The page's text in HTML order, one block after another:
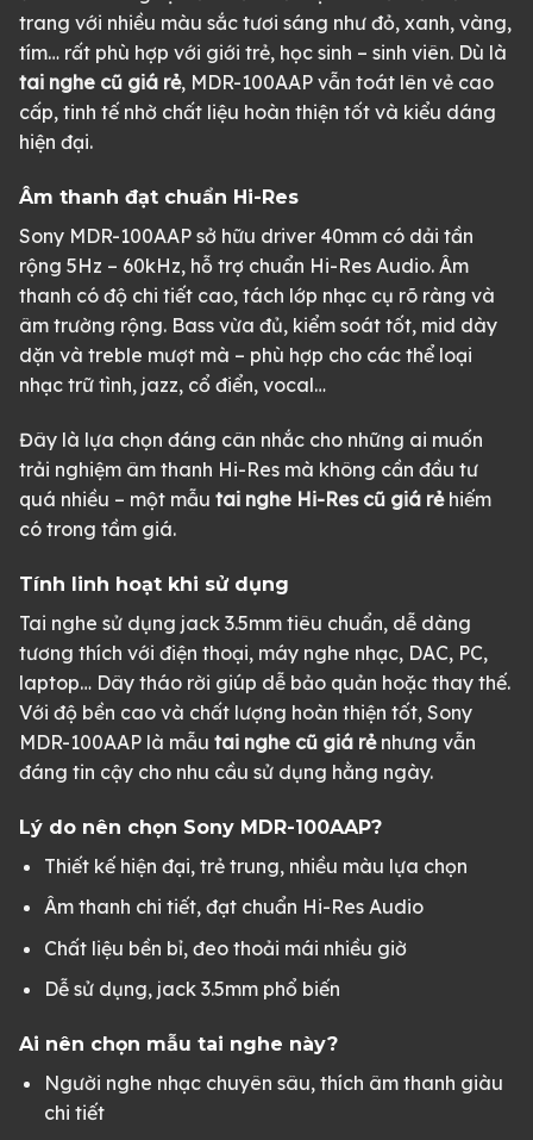
trang với nhiều màu sắc tươi sáng như đỏ, xanh, vàng,
tím… rất phù hợp với giới trẻ, học sinh – sinh viên. Dù là
tai nghe cũ giá rẻ, MDR-100AAP vẫn toát lên vẻ cao
cấp, tinh tế nhờ chất liệu hoàn thiện tốt và kiểu dáng
hiện đại.
Âm thanh đạt chuẩn Hi-Res
Sony MDR-100AAP sở hữu driver 40mm có dải tần
rộng 5Hz – 60kHz, hỗ trợ chuẩn Hi-Res Audio. Âm
thanh có độ chi tiết cao, tách lớp nhạc cụ rõ ràng và
âm trường rộng. Bass vừa đủ, kiểm soát tốt, mid dày
dặn và treble mượt mà – phù hợp cho các thể loại
nhạc trữ tình, jazz, cổ điển, vocal…
Đây là lựa chọn đáng cân nhắc cho những ai muốn
trải nghiệm âm thanh Hi-Res mà không cần đầu tư
quá nhiều – một mẫu tai nghe Hi-Res cũ giá rẻhiếm
có trong tầm giá.
Tính linh hoạt khi sử dụng
Tai nghe sử dụng jack 3.5mm tiêu chuẩn, dễ dàng
tương thích với điện thoại, máy nghe nhạc, DAC, PC,
laptop… Dây tháo rời giúp dễ bảo quản hoặc thay thế.
Với độ bền cao và chất lượng hoàn thiện tốt, Sony
MDR-100AAP là mẫu tai nghe cũ giá rẻnhưng vẫn
đáng tin cậy cho nhu cầu sử dụng hằng ngày.
Lý do nên chọn Sony MDR-100AAP?
Thiết kế hiện đại, trẻ trung, nhiều màu lựa chọn
Âm thanh chi tiết, đạt chuẩn Hi-Res Audio
Chất liệu bền bỉ, đeo thoải mái nhiều giờ
Dễ sử dụng, jack 3.5mm phổ biến
Ai nên chọn mẫu tai nghe này?
Người nghe nhạc chuyên sâu, thích âm thanh giàu
chi tiết